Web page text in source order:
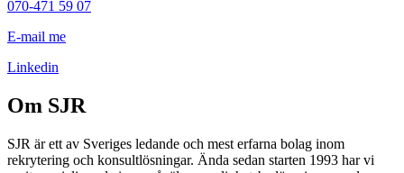
070-471 59 07
E-mail me
Linkedin
Om SJR
SJR är ett av Sveriges ledande och mest erfarna bolag inom
rekrytering och konsultlösningar. Ända sedan starten 1993 har vi